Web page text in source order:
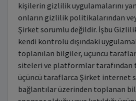
kişilerin gizlilik uygulamalarını
onların gizlilik politikalarından
Şirket sorumlu değildir. İşbu
kendi kontrolü dışındaki
toplanılan bilgiler, üçüncü
siteleri ve platformlar tarafından
üçüncü taraflarca Şirket internet
bağlantılar üzerinden toplanan